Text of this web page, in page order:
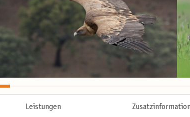
Leistungen